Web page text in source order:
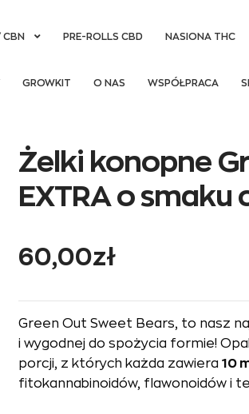
CBN PRE-ROLLS CBD NASIONA THC
GROWKIT O NAS WSPÓŁPRACA
Żelki konopne
EXTRA o smaku
60,00zł
Green Out Sweet Bears, to nasz
i wygodnej do spożycia formie!
porcji, z których każda zawiera10
fitokannabinoidów, flawonoidów i